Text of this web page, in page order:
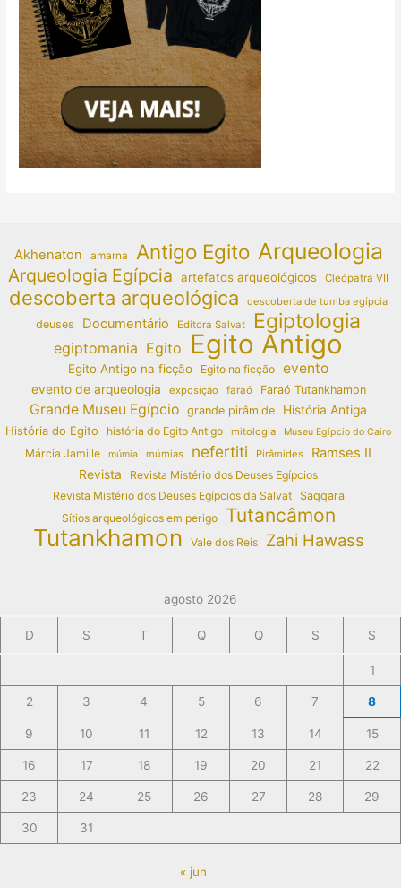
Akhenaton amarna Antigo Egito Arqueologia
Arqueologia Egípcia artefatos arqueológicos Cleópatra VII
descoberta arqueológica descoberta de tumba egípcia
deuses Documentário Editora Salvat Egiptologia
egiptomania Egito Egito Antigo
Egito Antigo na ficção Egito na ficção evento
evento de arqueologia exposição faraó Faraó Tutankhamon
Grande Museu Egípcio grande pirâmide
História Antiga
História do Egito
história do Egito Antigo mitologia Museu Egípcio do Cairo
Márcia Jamille múmia múmias nefertiti Pirâmides Ramses II
Revista
Revista Mistério dos Deuses Egípcios
Revista Mistério dos Deuses Egípcios da Salvat
Saqqara
Sítios arqueológicos em perigo
Tutancâmon
Tutankhamon Vale dos Reis Zahi Hawass
agosto 2026
D S T Q Q S S
1
2 3 4 5 6 7 8
9 10 11 12 13 14 15
16 17 18 19 20 21 22
23 24 25 26 27 28 29
30 31
« jun